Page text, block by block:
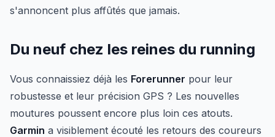
s'annoncent plus affûtés que jamais.
Du neuf chez les reines du running
Vous connaissiez déjà les Forerunner pour leur
robustesse et leur précision GPS ? Les nouvelles
moutures poussent encore plus loin ces atouts.
Garmin a visiblement écouté les retours des coureurs